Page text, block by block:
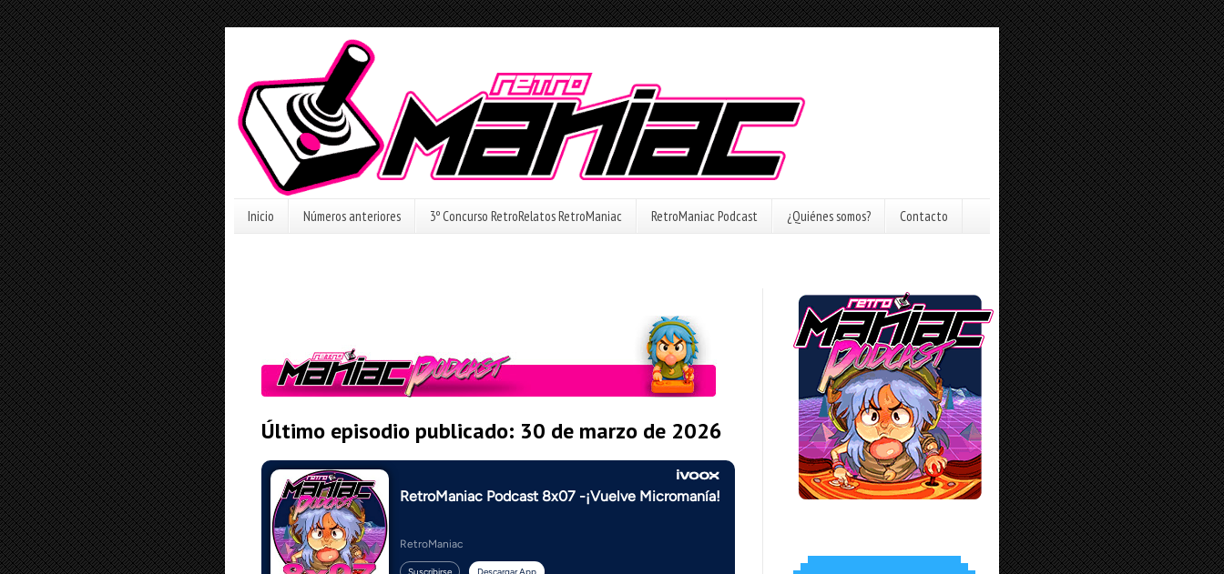
Inicio Números anteriores 3º Concurso RetroRelatos RetroManiac RetroManiac Podcast ¿Quiénes somos? Contacto
Último episodio publicado: 30 de marzo de 2026